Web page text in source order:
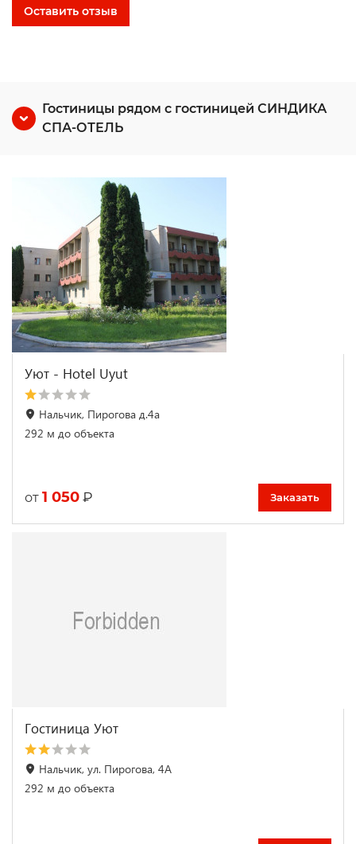
Оставить отзыв
Гостиницы рядом с гостиницей СИНДИКА
СПА-ОТЕЛЬ
Уют - Hotel Uyut
Нальчик, Пирогова д.4а
292 м до объекта
от 1 050 ₽ Заказать
Гостиница Уют
Нальчик, ул. Пирогова, 4А
292 м до объекта